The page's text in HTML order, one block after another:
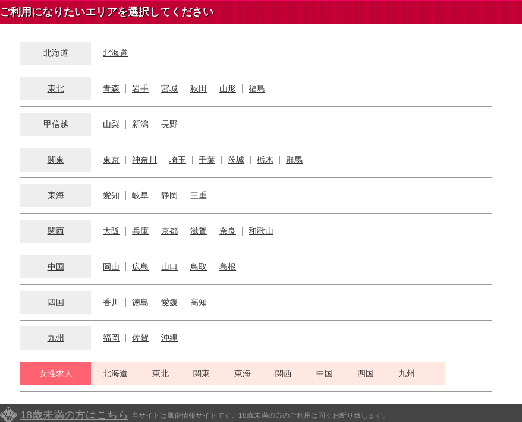
ご利用になりたいエリアを選択してください
北海道 北海道
東北 青森 岩手 宮城 秋田 山形 福島
甲信越 山梨 新潟 長野
関東 東京 神奈川 埼玉 千葉 茨城 栃木 群馬
東海 愛知 岐阜 静岡 三重
関西 大阪 兵庫 京都 滋賀 奈良 和歌山
中国 岡山 広島 山口 鳥取 島根
四国 香川 徳島 愛媛 高知
九州 福岡 佐賀 沖縄
女性求人 北海道 東北 関東 東海 関西 中国 四国 九州
18歳未満の方はこちら 当サイトは風俗情報サイトです。18歳未満の方のご利用は固くお断り致します。